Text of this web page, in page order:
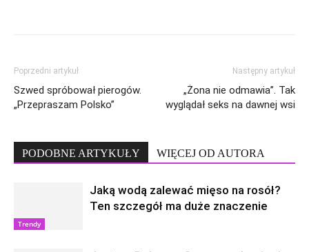
Poprzedni artykuł
Szwed spróbował pierogów.
„Przepraszam Polsko”
Następny artykuł
„Żona nie odmawia”. Tak
wyglądał seks na dawnej wsi
PODOBNE ARTYKUŁY WIĘCEJ OD AUTORA
Trendy
Jaką wodą zalewać mięso na rosół?
Ten szczegół ma duże znaczenie